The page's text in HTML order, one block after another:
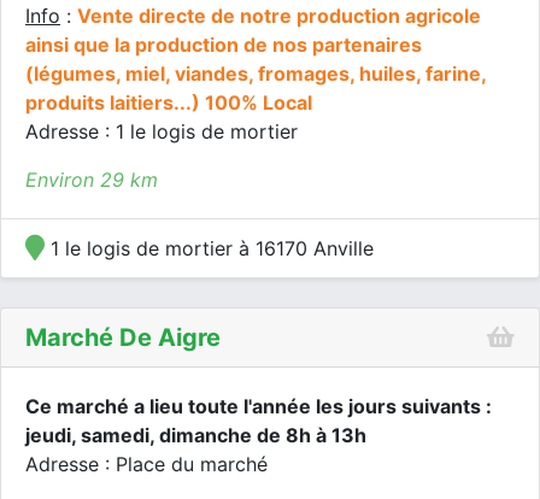
Info : Vente directe de notre production agricole
ainsi que la production de nos partenaires
(légumes, miel, viandes, fromages, huiles, farine,
produits laitiers...) 100% Local
Adresse : 1 le logis de mortier
Environ 29 km
1 le logis de mortier à 16170 Anville
Marché De Aigre
Ce marché a lieu toute l'année les jours suivants :
jeudi, samedi, dimanche de 8h à 13h
Adresse : Place du marché